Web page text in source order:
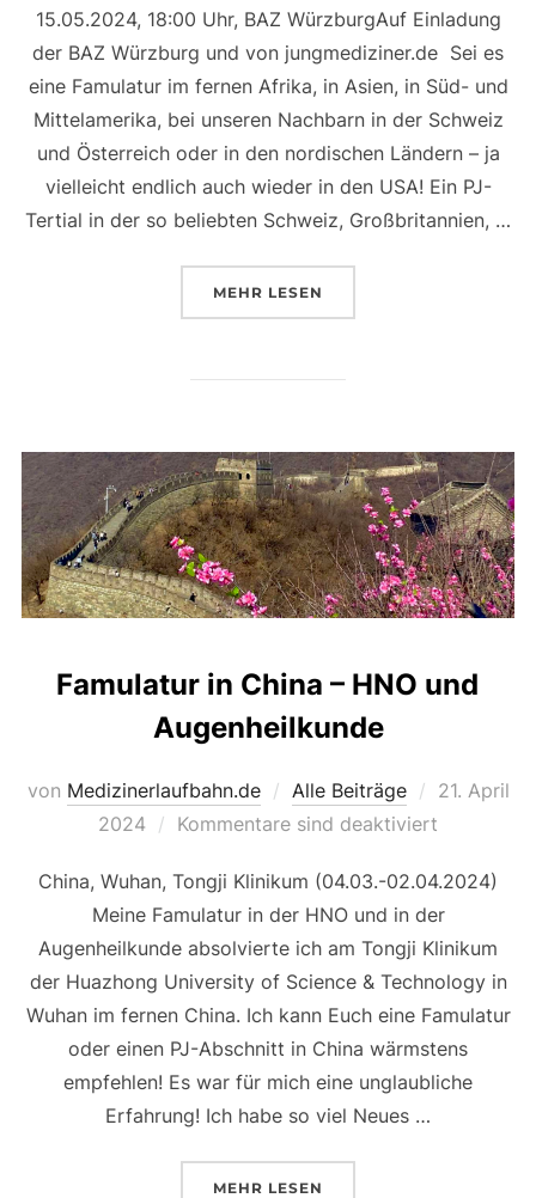
15.05.2024, 18:00 Uhr, BAZ WürzburgAuf Einladung
der BAZ Würzburg und von jungmediziner.de Sei es
eine Famulatur im fernen Afrika, in Asien, in Süd- und
Mittelamerika, bei unseren Nachbarn in der Schweiz
und Österreich oder in den nordischen Ländern – ja
vielleicht endlich auch wieder in den USA! Ein PJ-
Tertial in der so beliebten Schweiz, Großbritannien, …
MEHR ÜBER „ONLINE-VORTRAG:
LESEN
Famulatur in China – HNO und
Augenheilkunde
von Medizinerlaufbahn.de Alle Beiträge
am
21. April
2024
Kommentare sind deaktiviert
China, Wuhan, Tongji Klinikum (04.03.-02.04.2024)
Meine Famulatur in der HNO und in der
Augenheilkunde absolvierte ich am Tongji Klinikum
der Huazhong University of Science & Technology in
Wuhan im fernen China. Ich kann Euch eine Famulatur
oder einen PJ-Abschnitt in China wärmstens
empfehlen! Es war für mich eine unglaubliche
Erfahrung! Ich habe so viel Neues …
MEHR ÜBER „FAMULATUR IN CHINA
LESEN